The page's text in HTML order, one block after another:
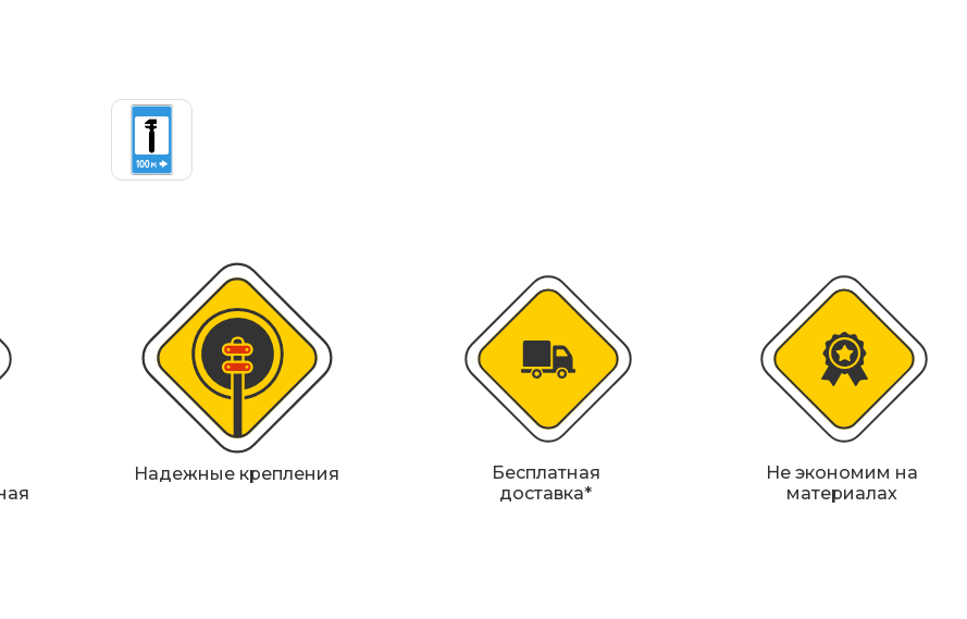
Дорожное оборудование
Прочее
Надежные крепления
Бесплатная
доставка*
Не экономим на
материалах